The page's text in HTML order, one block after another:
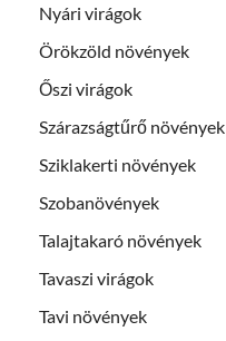
Nyári virágok
Örökzöld növények
Őszi virágok
Szárazságtűrő növények
Sziklakerti növények
Szobanövények
Talajtakaró növények
Tavaszi virágok
Tavi növények